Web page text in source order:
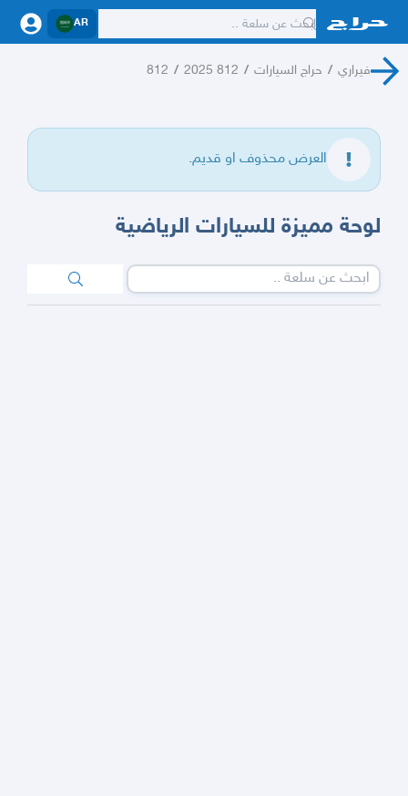
AR
فيراري / حراج السيارات /
812 2025
/
812
العرض محذوف او قديم.
لوحة مميزة للسيارات الرياضية